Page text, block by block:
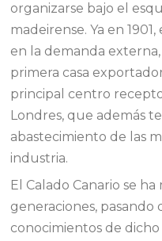
organizarse bajo el
madeirense. Ya en
en la demanda
primera casa
principal centro
Londres, que además
abastecimiento de las
industria.
El Calado Canario se
generaciones, pasando
conocimientos de